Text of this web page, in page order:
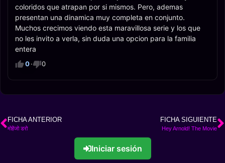
coloridos que atrapan por si mismos. Pero, ademas
presentan una dinamica muy completa en conjunto.
Muchos crecimos viendo esta maravillosa serie y los que
no les invito a verla, sin duda una opcion para la familia
entera
0· 0
FICHA ANTERIOR
मोहेंजो डरो
FICHA SIGUIENTE
Hey Arnold! The Movie
Iniciar sesión